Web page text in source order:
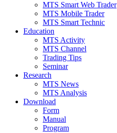
MTS Smart Web Trader
MTS Mobile Trader
MTS Smart Technic
Education
MTS Activity
MTS Channel
Trading Tips
Seminar
Research
MTS News
MTS Analysis
Download
Form
Manual
Program